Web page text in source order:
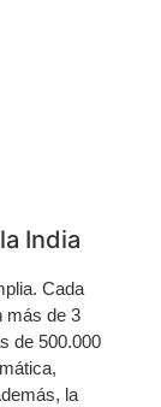
India
Cada
más de 3
de 500.000
la